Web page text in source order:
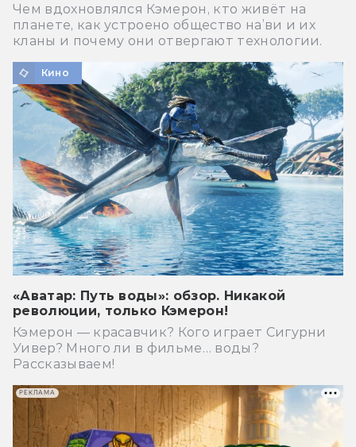
Чем вдохновлялся Кэмерон, кто живёт на
планете, как устроено общество на’ви и их
кланы и почему они отвергают технологии.
Кино
«Аватар: Путь воды»: обзор. Никакой
революции, только Кэмерон!
Кэмерон — красавчик? Кого играет Сигурни
Уивер? Много ли в фильме… воды?
Рассказываем!
РЕКЛАМА